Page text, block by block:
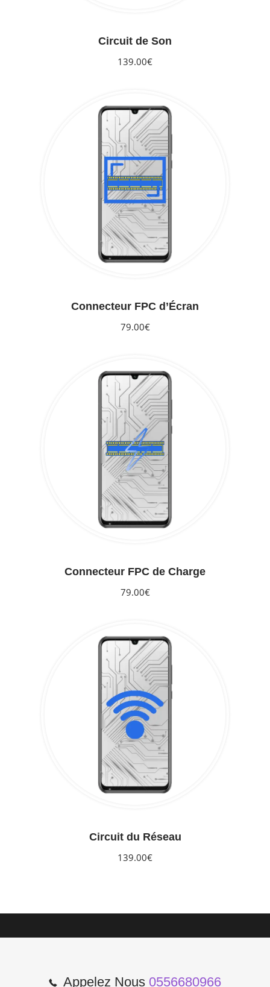
Circuit de Son
139.00€
Connecteur FPC d’Écran
79.00€
Connecteur FPC de Charge
79.00€
Circuit du Réseau
139.00€
Appelez Nous 0556680966